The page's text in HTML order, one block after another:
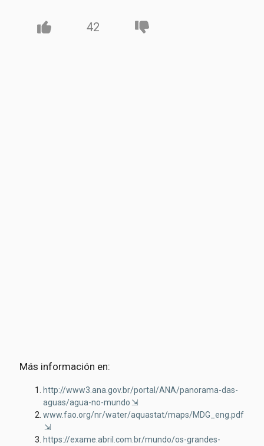
42
Más información en:
http://www3.ana.gov.br/portal/ANA/panorama-das-
aguas/agua-no-mundo
www.fao.org/nr/water/aquastat/maps/MDG_eng.pdf
https://exame.abril.com.br/mundo/os-grandes-